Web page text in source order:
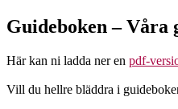
Guideboken –
Här kan ni ladda ner en pdf-
Vill du hellre bläddra i